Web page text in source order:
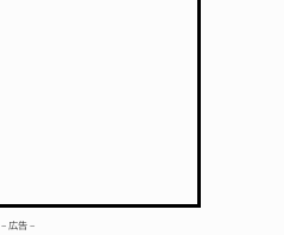
– 広告 –